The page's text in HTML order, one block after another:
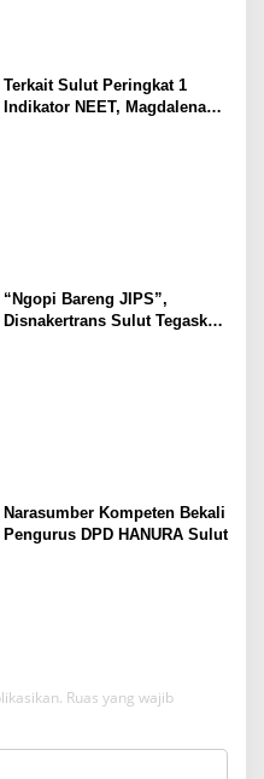
Terkait Sulut Peringkat 1
Indikator NEET, Magdalena
“Ngopi Bareng JIPS”,
Disnakertrans Sulut Tegaskan
Narasumber Kompeten Bekali
Pengurus DPD HANURA Sulut
Ruas yang wajib